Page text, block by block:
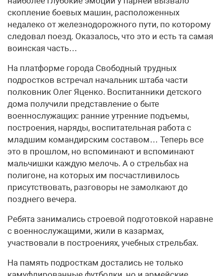
скопление боевых машин, расположенных
недалеко от железнодорожного пути, по которому
следовал поезд. Оказалось, что это и есть та самая
воинская часть…
На платформе города Свободный трудных
подростков встречал начальник штаба части
полковник Олег Яценко. Воспитанники детского
дома получили представление о быте
военнослужащих: ранние утренние подъемы,
построения, наряды, воспитательная работа с
младшим командирским составом… Теперь все
это в прошлом, но вспоминают и вспоминают
мальчишки каждую мелочь. А о стрельбах на
полигоне, на которых им посчастливилось
присутствовать, разговоры не замолкают до
позднего вечера.
Ребята занимались строевой подготовкой наравне
с военнослужащими, жили в казармах,
участвовали в построениях, учебных стрельбах.
На память подросткам достались не только